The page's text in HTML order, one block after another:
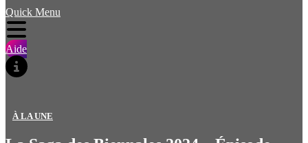
Quick Menu
Aide
À LA UNE